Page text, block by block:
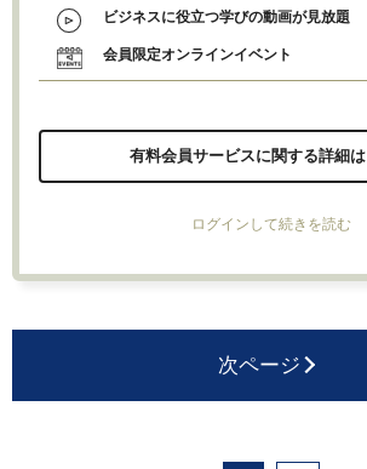
ビジネスに役立つ学びの動画が見放題
会員限定オンラインイベント
有料会員サービスに関する詳細
ログインして続きを読む
次ページ